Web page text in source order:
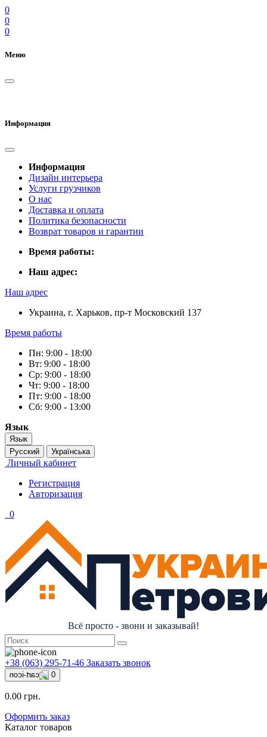
0
0
0
Меню
Информация
Информация
Дизайн интерьера
Услуги грузчиков
О нас
Доставка и оплата
Политика безопасности
Возврат товаров и гарантии
Время работы:
Наш адрес:
Наш адрес
Украина, г. Харьков, пр-т Московский 137
Время работы
Пн: 9:00 - 18:00
Вт: 9:00 - 18:00
Ср: 9:00 - 18:00
Чт: 9:00 - 18:00
Пт: 9:00 - 18:00
Сб: 9:00 - 13:00
Язык
Язык
Русский
Українська
Личный кабинет
Регистрация
Авторизация
0
Всё просто - звони и заказывай!
+38 (063) 295-71-46 Заказать звонок
0
0.00 грн.
Оформить заказ
Каталог товаров